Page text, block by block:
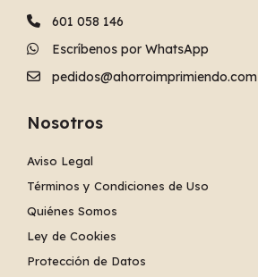
601 058 146
Escríbenos por WhatsApp
pedidos@ahorroimprimiendo.com
Nosotros
Aviso Legal
Términos y Condiciones de Uso
Quiénes Somos
Ley de Cookies
Protección de Datos